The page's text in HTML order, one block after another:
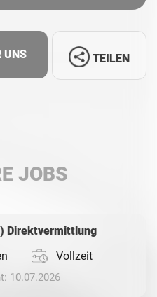
UNS TEILEN
JOBS
Direktvermittlung
Vollzeit
10.07.2026